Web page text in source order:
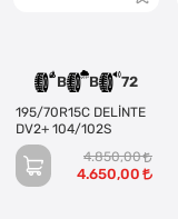
B B 72
195/70R15C DELİNTE
DV2+ 104/102S
4.850,00
4.650,00